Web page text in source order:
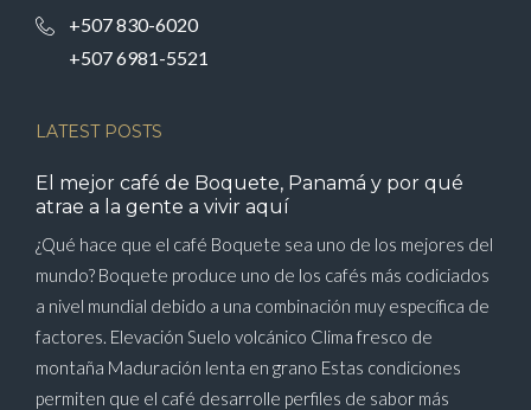
+507 830-6020
+507 6981-5521
LATEST POSTS
El mejor café de Boquete, Panamá y por qué
atrae a la gente a vivir aquí
¿Qué hace que el café Boquete sea uno de los mejores del
mundo? Boquete produce uno de los cafés más codiciados
a nivel mundial debido a una combinación muy específica de
factores. Elevación Suelo volcánico Clima fresco de
montaña Maduración lenta en grano Estas condiciones
permiten que el café desarrolle perfiles de sabor más